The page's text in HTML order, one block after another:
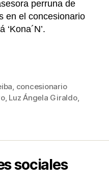
perruna de
en el concesionario
, concesionario
, Luz Ángela Giraldo,
sociales